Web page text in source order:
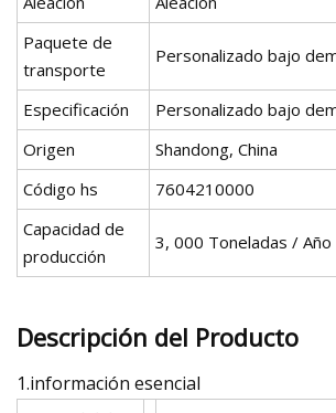
Paquete de
transporte
Personalizado bajo
Especificación
Personalizado bajo
Origen
Shandong, China
Código hs
7604210000
Capacidad de
producción
3, 000 Toneladas / Año
Descripción del Producto
1.información esencial